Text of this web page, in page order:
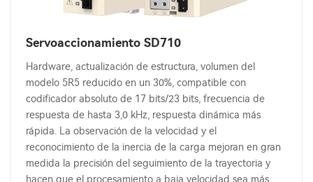
Servoaccionamiento SD710
Hardware, actualización de estructura, volumen del
modelo 5R5 reducido en un 30%, compatible con
codificador absoluto de 17 bits/23 bits, frecuencia de
respuesta de hasta 3,0 kHz, respuesta dinámica más
rápida. La observación de la velocidad y el
reconocimiento de la inercia de la carga mejoran en gran
medida la precisión del seguimiento de la trayectoria y
hacen que el procesamiento a baja velocidad sea más